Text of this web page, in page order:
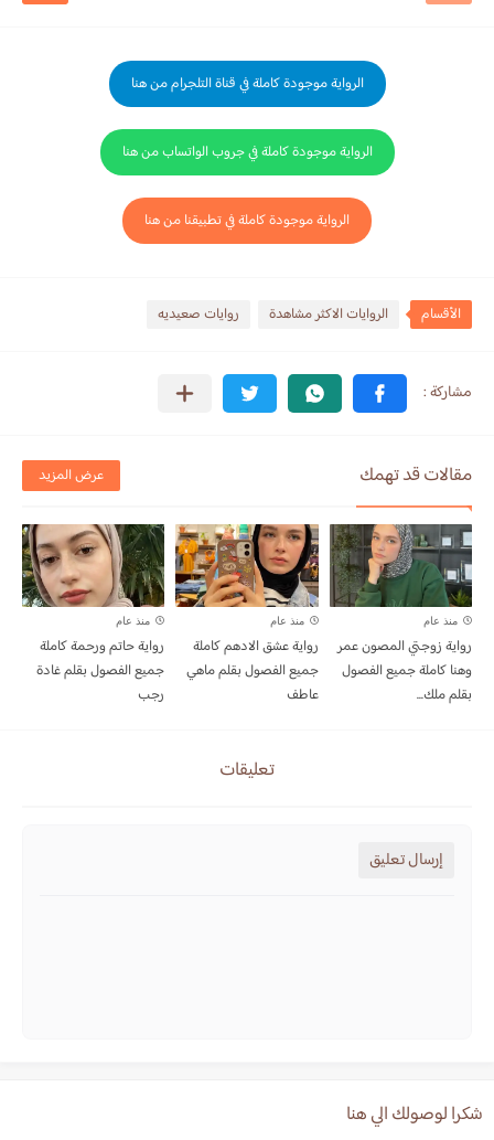
الرواية موجودة كاملة في قناة التلجرام من هنا
الرواية موجودة كاملة في جروب الواتساب من هنا
الرواية موجودة كاملة في تطبيقنا من هنا
الأقسام الروايات الاكثر مشاهدة روايات صعيديه
مقالات قد تهمك عرض المزيد
منذ عام
رواية زوجتي المصون عمر
وهنا كاملة جميع الفصول
بقلم ملك...
منذ عام
رواية عشق الادهم كاملة
جميع الفصول بقلم ماهي
عاطف
منذ عام
رواية حاتم ورحمة كاملة
جميع الفصول بقلم غادة
رجب
تعليقات
إرسال تعليق
شكرا لوصولك الي هنا